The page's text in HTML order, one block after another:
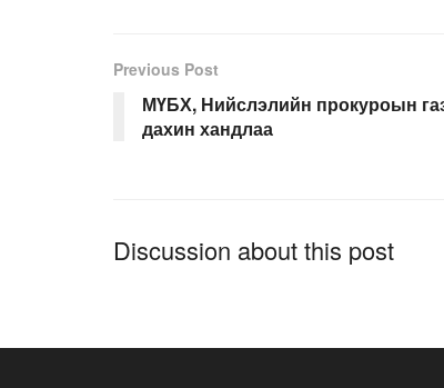
Previous Post
МҮБХ, Нийслэлийн прокуроын
дахин хандлаа
Discussion about this post